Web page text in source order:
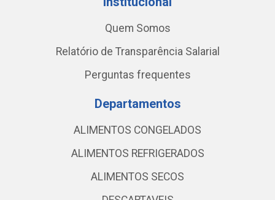
Quem Somos
Relatório de Transparência Salarial
Perguntas frequentes
Departamentos
ALIMENTOS CONGELADOS
ALIMENTOS REFRIGERADOS
ALIMENTOS SECOS